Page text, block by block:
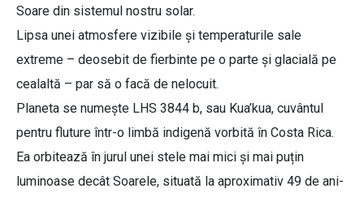
Soare din sistemul nostru solar.
Lipsa unei atmosfere vizibile și temperaturile sale
extreme – deosebit de fierbinte pe o parte și glacială pe
cealaltă – par să o facă de nelocuit.
Planeta se numește LHS 3844 b, sau Kua’kua, cuvântul
pentru fluture într-o limbă indigenă vorbită în Costa Rica.
Ea orbitează în jurul unei stele mai mici și mai puțin
luminoase decât Soarele, situată la aproximativ 49 de ani-